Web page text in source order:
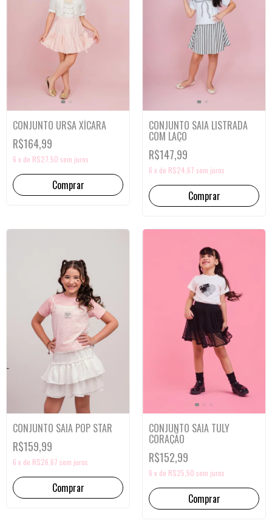
CONJUNTO URSA XÍCARA
R$164,99
6 x de R$27,50 sem juros
Comprar
CONJUNTO SAIA LISTRADA
COM LAÇO
R$147,99
6 x de R$24,67 sem juros
Comprar
CONJUNTO SAIA POP STAR
R$159,99
6 x de R$26,67 sem juros
Comprar
CONJUNTO SAIA TULY
CORAÇÃO
R$152,99
6 x de R$25,50 sem juros
Comprar